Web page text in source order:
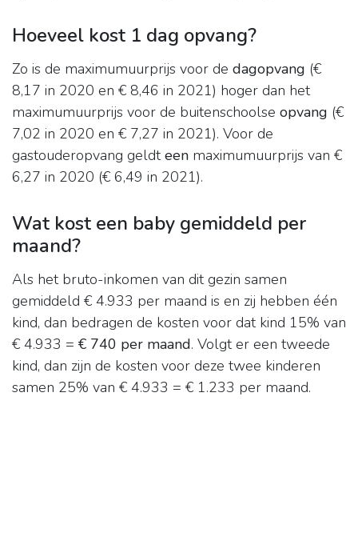
Hoeveel kost 1 dag opvang?
Zo is de maximumuurprijs voor de dagopvang (€
8,17 in 2020 en € 8,46 in 2021) hoger dan het
maximumuurprijs voor de buitenschoolse opvang (€
7,02 in 2020 en € 7,27 in 2021). Voor de
gastouderopvang geldteen maximumuurprijs van €
6,27 in 2020 (€ 6,49 in 2021).
Wat kost een baby gemiddeld per
maand?
Als het bruto-inkomen van dit gezin samen
gemiddeld € 4.933 per maand is en zij hebben één
kind, dan bedragen de kosten voor dat kind 15% van
€ 4.933 = € 740 per maand. Volgt er een tweede
kind, dan zijn de kosten voor deze twee kinderen
samen 25% van € 4.933 = € 1.233 per maand.